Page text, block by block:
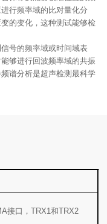
接口，TRX1和TRX2